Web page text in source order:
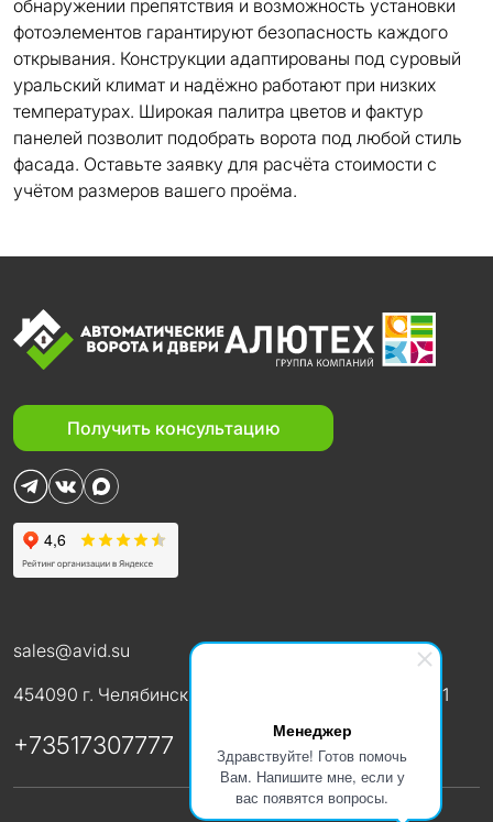
Менеджер
Здравствуйте! Готов помочь
Вам. Напишите мне, если у
вас появятся вопросы.
обнаружении препятствия и возможность установки
фотоэлементов гарантируют безопасность каждого
открывания. Конструкции адаптированы под суровый
уральский климат и надёжно работают при низких
температурах. Широкая палитра цветов и фактур
панелей позволит подобрать ворота под любой стиль
фасада. Оставьте заявку для расчёта стоимости с
учётом размеров вашего проёма.
Получить консультацию
sales@avid.su
454090 г. Челябинск ул. 3-го Интернационала, д. 111
+73517307777